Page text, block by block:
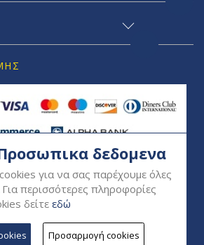
δεδομενα
για να σας παρέχουμε όλες
Για περισσότερες πληροφορίες
δείτε εδώ
Προσαρμογή cookies